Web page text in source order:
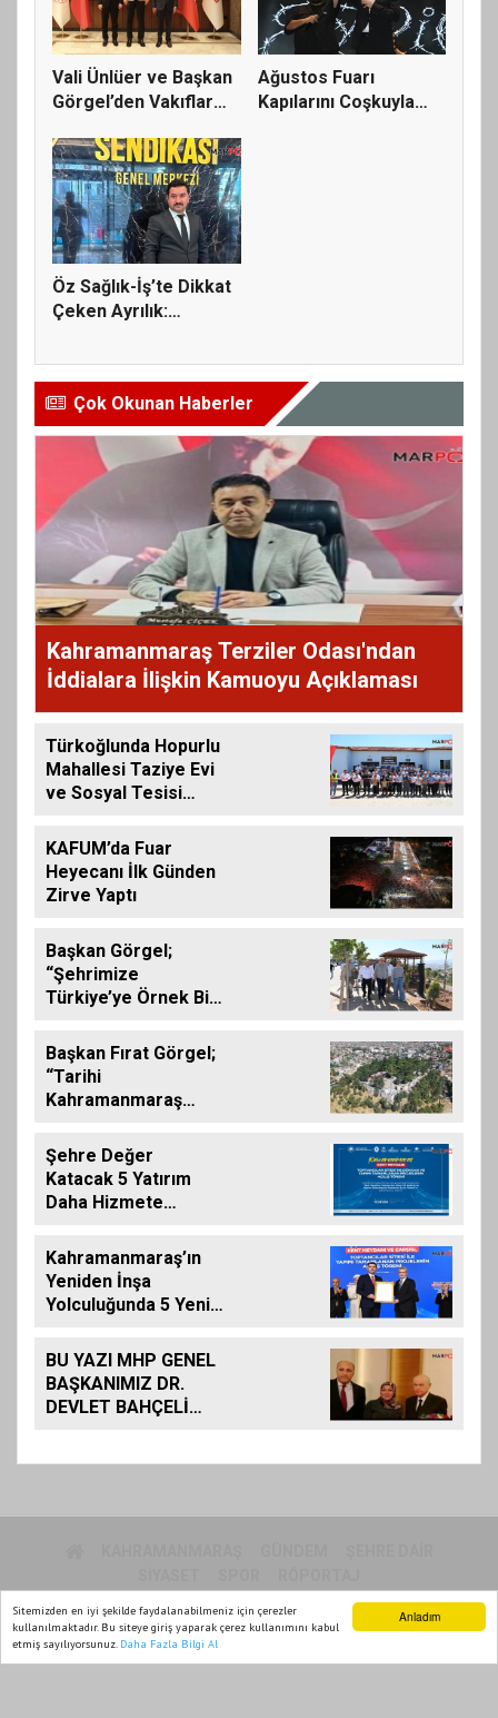
Anladım
Sitemizden en iyi şekilde faydalanabilmeniz için çerezler
kullanılmaktadır. Bu siteye giriş yaparak çerez kullanımını kabul
etmiş sayılıyorsunuz. Daha Fazla Bilgi Al
Vali Ünlüer ve Başkan
Görgel’den Vakıflar
Ağustos Fuarı
Kapılarını Coşkuyla
Öz Sağlık-İş’te Dikkat
Çeken Ayrılık:
Çok Okunan Haberler
Kahramanmaraş Terziler Odası'ndan
İddialara İlişkin Kamuoyu Açıklaması
Türkoğlunda Hopurlu
Mahallesi Taziye Evi
ve Sosyal Tesisi
KAFUM’da Fuar
Heyecanı İlk Günden
Zirve Yaptı
Başkan Görgel;
“Şehrimize
Türkiye’ye Örnek Bir
Kazandırdık”
Başkan Fırat Görgel;
“Tarihi
Kahramanmaraş
Çalışmalar
Tamamlanıyor”
Şehre Değer
Katacak 5 Yatırım
Daha Hizmete
Kahramanmaraş’ın
Yeniden İnşa
Yolculuğunda 5 Yeni
Açıldı
BU YAZI MHP GENEL
BAŞKANIMIZ DR.
DEVLET BAHÇELİ
MARPOL TV 2015
Yazılım |
Ana Sayfa Web TV